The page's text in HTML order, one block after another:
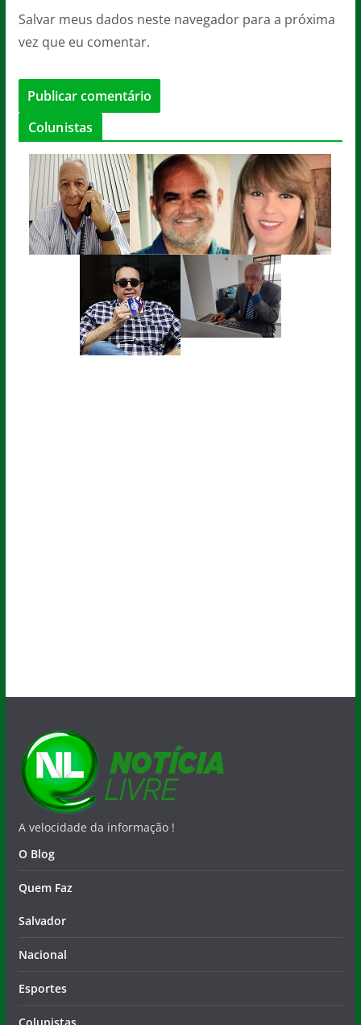
Salvar meus dados neste navegador para a próxima
vez que eu comentar.
Colunistas
A velocidade da informação !
O Blog
Quem Faz
Salvador
Nacional
Esportes
Colunistas
Municípios